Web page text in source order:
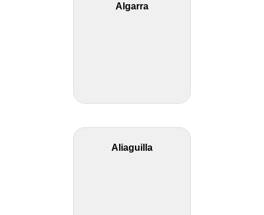
Algarra
Aliaguilla